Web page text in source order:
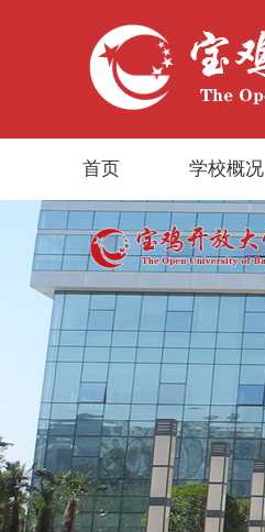
首页 学校概况